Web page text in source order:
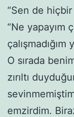
“Sen de
“Ne yapayım
O sırada
zırıltı
emzirdim.